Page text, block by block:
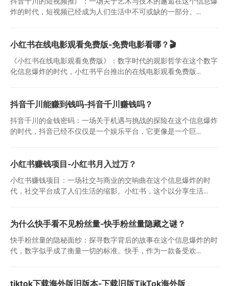
炸的时代，短视频已经成为人们生活中不可或缺的一部分。...
小红书在线电影观看免费版-免费电影看哪？🎬
《小红书在线电影观看免费版》：数字时代的观影哲学在这个数字
化信息爆炸的时代，小红书平台推出的在线电影观看免费版...
抖音千川能赚到钱吗-抖音千川赚钱吗？
抖音千川的金钱密码：一场关于机遇与挑战的探险在这个信息爆炸
的时代，抖音已经不仅仅是一个娱乐平台，它更像是一个巨...
小红书赚钱项目-小红书月入过万？
小红书赚钱项目：一场社交与商业的交响曲在这个信息爆炸的时
代，社交平台成了人们生活的缩影。小红书，这个以分享生活...
为什么快手看不见粉丝量-快手粉丝量隐藏之谜？
快手粉丝量的隐秘面纱：探寻数字背后的故事在这个信息爆炸的时
代，数字似乎成了衡量一切的标准。快手，作为一款备受欢...
tiktok下载海外版旧版本-下载旧版TikTok海外版